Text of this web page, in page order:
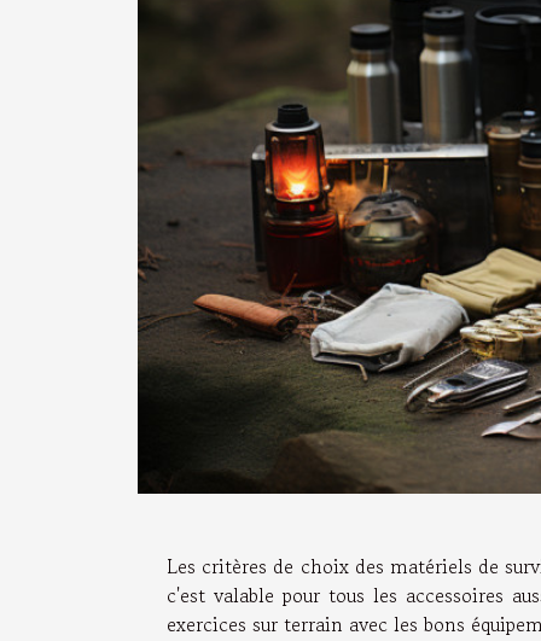
Les critères de choix des matériels de
c'est valable pour tous les accessoires
exercices sur terrain avec les bons